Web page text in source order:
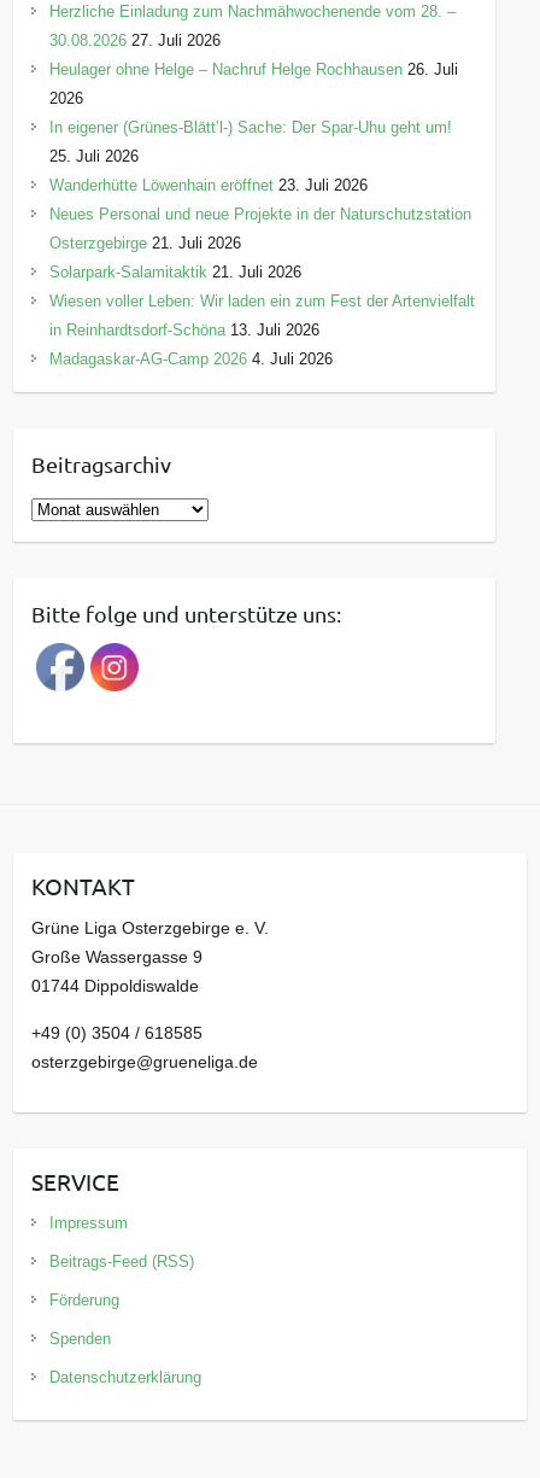
Herzliche Einladung zum Nachmähwochenende vom 28. –
30.08.2026 27. Juli 2026
Heulager ohne Helge – Nachruf Helge Rochhausen 26. Juli
2026
In eigener (Grünes-Blätt’l-) Sache: Der Spar-Uhu geht um!
25. Juli 2026
Wanderhütte Löwenhain eröffnet 23. Juli 2026
Neues Personal und neue Projekte in der Naturschutzstation
Osterzgebirge 21. Juli 2026
Solarpark-Salamitaktik 21. Juli 2026
Wiesen voller Leben: Wir laden ein zum Fest der Artenvielfalt
in Reinhardtsdorf-Schöna 13. Juli 2026
Madagaskar-AG-Camp 2026 4. Juli 2026
Beitragsarchiv
B
e
r
a
g
a
v
Bitte folge und unterstütze uns:
KONTAKT
Grüne Liga Osterzgebirge e. V.
Große Wassergasse 9
01744 Dippoldiswalde
+49 (0) 3504 / 618585
osterzgebirge@grueneliga.de
SERVICE
Impressum
Beitrags-Feed (RSS)
Förderung
Spenden
Datenschutzerklärung